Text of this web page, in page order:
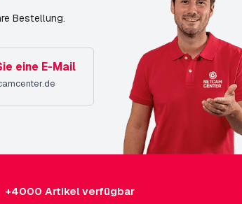
Bestellung.
eine E-Mail
+4000 Artikel verfügbar